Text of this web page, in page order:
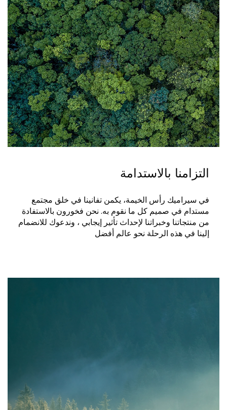
التزامنا بالاستدامة
مستدام في صميم كل ما نقوم به. نحن فخورون بالاستفادة
من منتجاتنا وخبراتنا لإحداث تأثير إيجابي ، وندعوك للانضمام
إلينا في هذه الرحلة نحو عالم أفضل